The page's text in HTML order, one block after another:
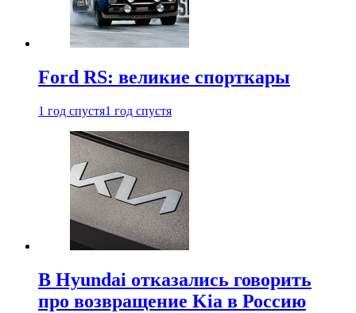
Ford RS: великие спорткары
1 год спустя1 год спустя
В Hyundai отказались говорить
про возвращение Kia в Россию